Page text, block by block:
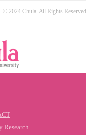
© 2024 Chula. All Rights Reserved
Research